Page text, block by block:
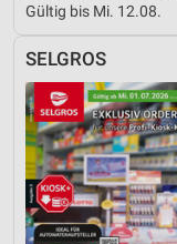
Gültig bis Mi. 12.08.
SELGROS